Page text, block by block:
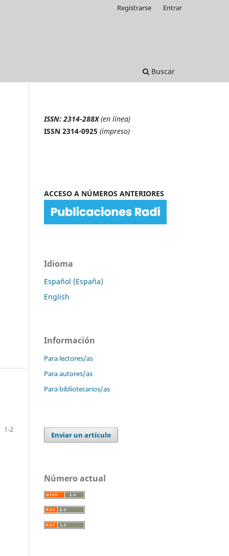
Buscar
Registrarse Entrar
1-2
ISSN: 2314-288X(en línea)
ISSN 2314-0925 (impreso)
ACCESO A NÚMEROS ANTERIORES
Idioma
Español (España)
English
Información
Para lectores/as
Para autores/as
Para bibliotecarios/as
Enviar un artículo
Número actual